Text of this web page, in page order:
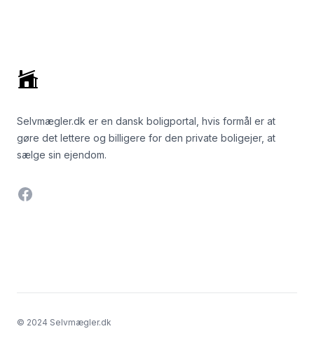
Selvmægler.dk er en dansk boligportal, hvis formål er at
gøre det lettere og billigere for den private boligejer, at
sælge sin ejendom.
Facebook
© 2024 Selvmægler.dk